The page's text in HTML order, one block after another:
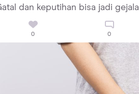
dan keputihan bisa jadi
0 0